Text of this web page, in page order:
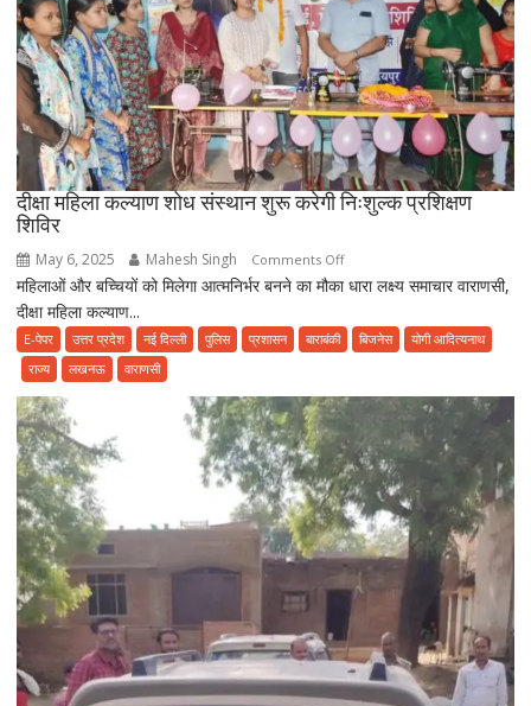
की
रकम
दीक्षा महिला कल्याण शोध संस्थान शुरू करेगी निःशुल्क प्रशिक्षण
शिविर
May 6, 2025 Mahesh Singh Comments Offon
दीक्षा
कल्याण
करेगी
निःशुल्क
प्रशिक्षण
शिविर
महिलाओं और बच्चियों को मिलेगा आत्मनिर्भर बनने का मौका धारा लक्ष्य समाचार वाराणसी,
दीक्षा महिला कल्याण...
E-पेपर उत्तर प्रदेश नई दिल्ली पुलिस प्रशासन बाराबंकी बिजनेस
योगी आदित्यनाथ
राज्य
लखनऊ वाराणसी